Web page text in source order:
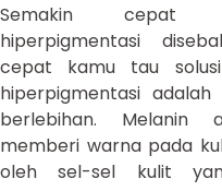
Semakin cepat
hiperpigmentasi
cepat kamu tau
hiperpigmentasi
berlebihan. Melanin
memberi warna pada
oleh sel-sel kulit